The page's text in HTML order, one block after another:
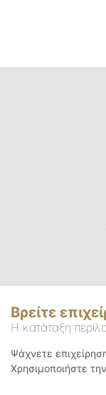
Βρείτε
Η κατάταξη
Ψάχνετε
Χρησιμοποιήστε